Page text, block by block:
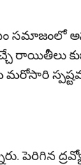
సమాజంలో
రాయితీలు
మరోసారి
పెరిగిన